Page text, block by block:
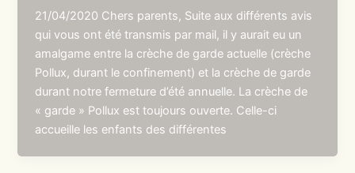
21/04/2020 Chers parents, Suite aux différents avis
qui vous ont été transmis par mail, il y aurait eu un
amalgame entre la crèche de garde actuelle (crèche
Pollux, durant le confinement) et la crèche de garde
durant notre fermeture d’été annuelle. La crèche de
« garde » Pollux est toujours ouverte. Celle-ci
accueille les enfants des différentes